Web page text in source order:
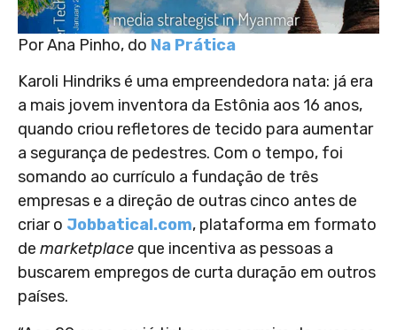
Por Ana Pinho, do Na Prática
Karoli Hindriks é uma empreendedora nata: já era
a mais jovem inventora da Estônia aos 16 anos,
quando criou refletores de tecido para aumentar
a segurança de pedestres. Com o tempo, foi
somando ao currículo a fundação de três
empresas e a direção de outras cinco antes de
criar o Jobbatical.com, plataforma em formato
de marketplace que incentiva as pessoas a
buscarem empregos de curta duração em outros
países.